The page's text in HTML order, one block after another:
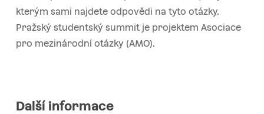
kterým sami najdete odpovědi na tyto otázky.
Pražský studentský summit je projektem Asociace
pro mezinárodní otázky (AMO).
Další informace